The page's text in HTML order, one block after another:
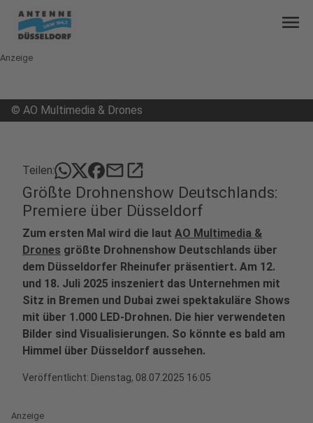
menu
Anzeige
© AO Multimedia & Drones
Teilen: mailopen_in_new
Größte Drohnenshow Deutschlands:
Premiere über Düsseldorf
Zum ersten Mal wird die laut AO Multimedia &
Drones größte Drohnenshow Deutschlands über
dem Düsseldorfer Rheinufer präsentiert. Am 12.
und 18. Juli 2025 inszeniert das Unternehmen mit
Sitz in Bremen und Dubai zwei spektakuläre Shows
mit über 1.000 LED-Drohnen. Die hier verwendeten
Bilder sind Visualisierungen. So könnte es bald am
Himmel über Düsseldorf aussehen.
Veröffentlicht: Dienstag, 08.07.2025 16:05
Anzeige